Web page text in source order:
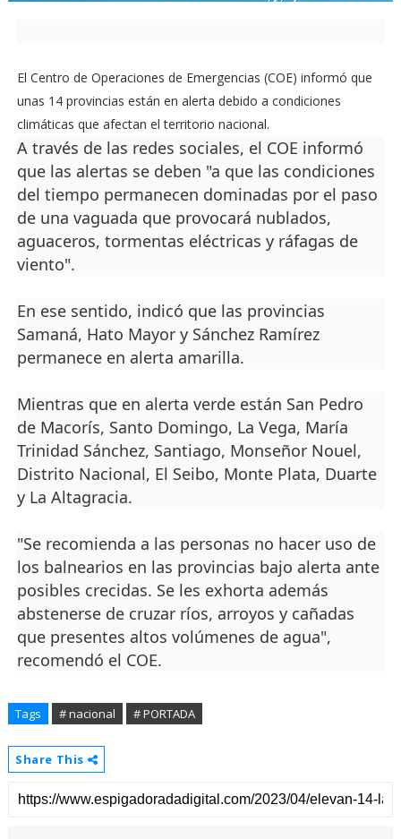
El Centro de Operaciones de Emergencias (COE) informó que
unas 14 provincias están en alerta debido a condiciones
climáticas que afectan el territorio nacional.
A través de las redes sociales, el COE informó
que las alertas se deben "a que las condiciones
del tiempo permanecen dominadas por el paso
de una vaguada que provocará nublados,
aguaceros, tormentas eléctricas y ráfagas de
viento".
En ese sentido, indicó que las provincias
Samaná, Hato Mayor y Sánchez Ramírez
permanece en alerta amarilla.
Mientras que en alerta verde están San Pedro
de Macorís, Santo Domingo, La Vega, María
Trinidad Sánchez, Santiago, Monseñor Nouel,
Distrito Nacional, El Seibo, Monte Plata, Duarte
y La Altagracia.
"Se recomienda a las personas no hacer uso de
los balnearios en las provincias bajo alerta ante
posibles crecidas. Se les exhorta además
abstenerse de cruzar ríos, arroyos y cañadas
que presentes altos volúmenes de agua",
recomendó el COE.
Tags # nacional # PORTADA
Share This